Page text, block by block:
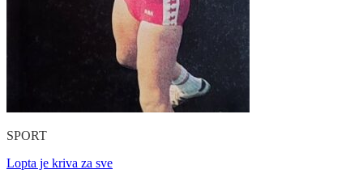
SPORT
Lopta je kriva za sve